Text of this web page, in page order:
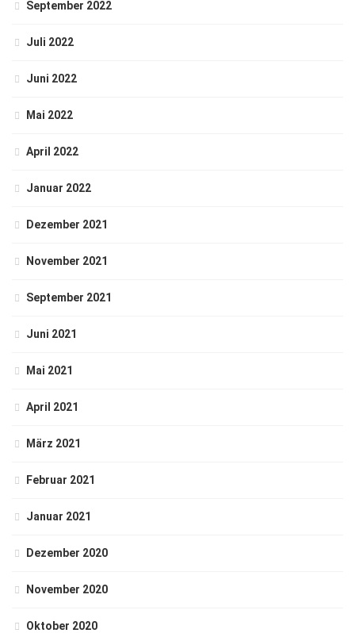
September 2022
Juli 2022
Juni 2022
Mai 2022
April 2022
Januar 2022
Dezember 2021
November 2021
September 2021
Juni 2021
Mai 2021
April 2021
März 2021
Februar 2021
Januar 2021
Dezember 2020
November 2020
Oktober 2020